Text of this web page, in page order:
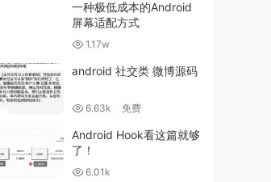
一种极低成本的Android
屏幕适配方式
1.17w
android 社交类 微博源码
6.63k 免费
Android Hook看这篇就够
了！
6.01k